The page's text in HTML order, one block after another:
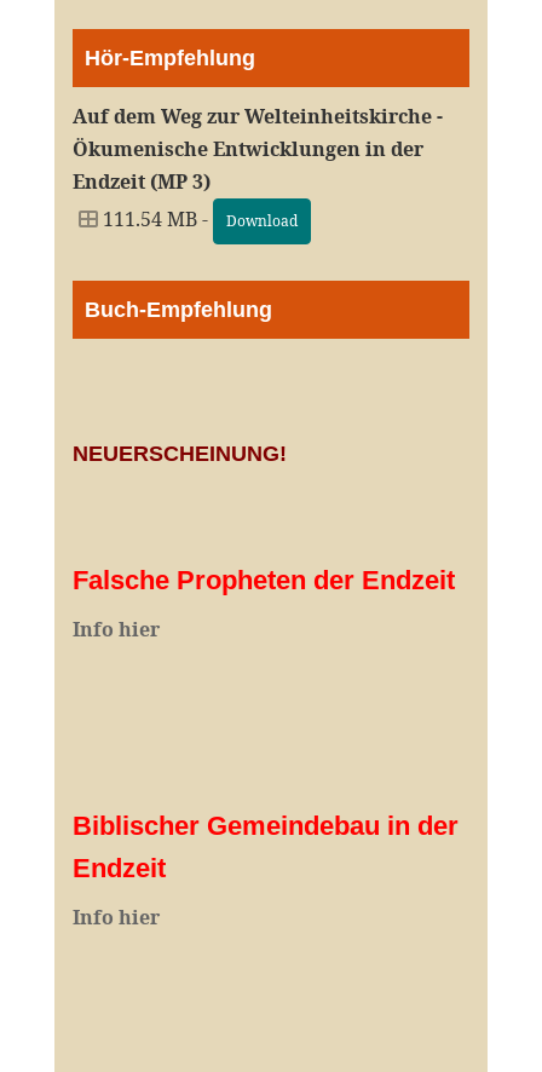
Hör-Empfehlung
Auf dem Weg zur Welteinheitskirche -
Ökumenische Entwicklungen in der
Endzeit (MP 3)
111.54 MB -
Download
Buch-Empfehlung
NEUERSCHEINUNG!
Falsche Propheten der Endzeit
Info hier
Biblischer Gemeindebau in der
Endzeit
Info hier